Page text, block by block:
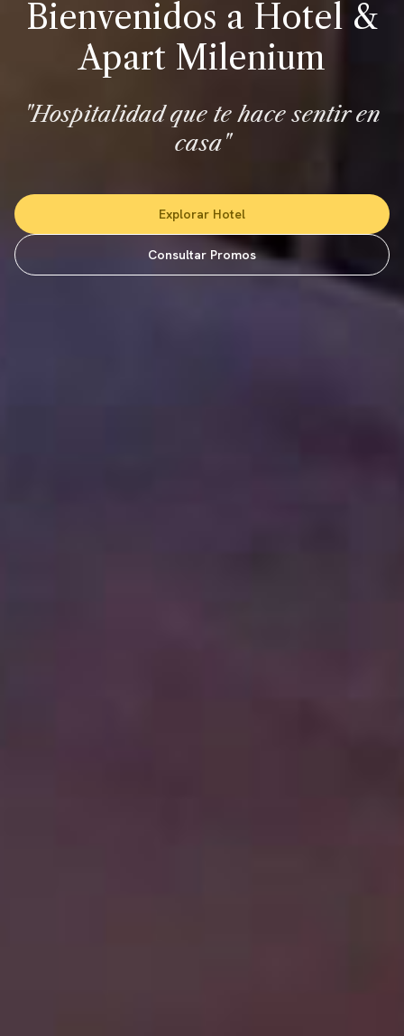
Bienvenidos a Hotel &
Apart Milenium
"Hospitalidad que te hace sentir en
casa"
Explorar Hotel
Consultar Promos